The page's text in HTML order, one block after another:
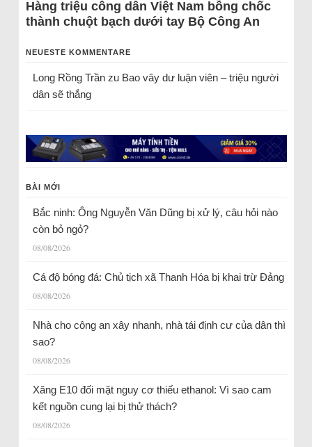
Hàng triệu công dân Việt Nam bỗng chốc
thành chuột bạch dưới tay Bộ Công An
NEUESTE KOMMENTARE
Long Rồng Trầnzu Bao vây dư luận viên – triệu người
dân sẽ thắng
BÀI MỚI
Bắc ninh: Ông Nguyễn Văn Dũng bị xử lý, câu hỏi nào
còn bỏ ngỏ?
08/08/2026
Cá độ bóng đá: Chủ tịch xã Thanh Hóa bị khai trừ Đảng
08/08/2026
Nhà cho công an xây nhanh, nhà tái định cư của dân thì
sao?
08/08/2026
Xăng E10 đối mặt nguy cơ thiếu ethanol: Vì sao cam
kết nguồn cung lại bị thử thách?
08/08/2026